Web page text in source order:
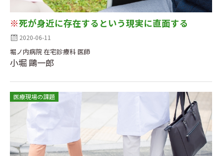
※死が身近に存在するという現実に直面する
2020-06-11
堀ノ内病院 在宅診療科 医師
小堀 鷗一郎
医療現場の課題